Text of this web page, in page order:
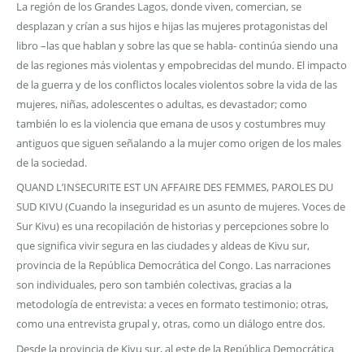
La región de los Grandes Lagos, donde viven, comercian, se
desplazan y crían a sus hijos e hijas las mujeres protagonistas del
libro –las que hablan y sobre las que se habla- continúa siendo una
de las regiones más violentas y empobrecidas del mundo. El impacto
de la guerra y de los conflictos locales violentos sobre la vida de las
mujeres, niñas, adolescentes o adultas, es devastador; como
también lo es la violencia que emana de usos y costumbres muy
antiguos que siguen señalando a la mujer como origen de los males
de la sociedad.
QUAND L’INSECURITE EST UN AFFAIRE DES FEMMES, PAROLES DU
SUD KIVU (Cuando la inseguridad es un asunto de mujeres. Voces de
Sur Kivu) es una recopilación de historias y percepciones sobre lo
que significa vivir segura en las ciudades y aldeas de Kivu sur,
provincia de la República Democrática del Congo. Las narraciones
son individuales, pero son también colectivas, gracias a la
metodología de entrevista: a veces en formato testimonio; otras,
como una entrevista grupal y, otras, como un diálogo entre dos.
Desde la provincia de Kivu sur, al este de la República Democrática